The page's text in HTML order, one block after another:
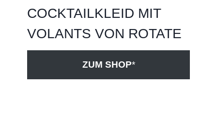
COCKTAILKLEID MIT
VOLANTS VON ROTATE
ZUM SHOP*